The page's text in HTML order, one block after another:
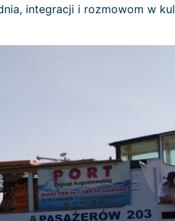
integracji i rozmowom w